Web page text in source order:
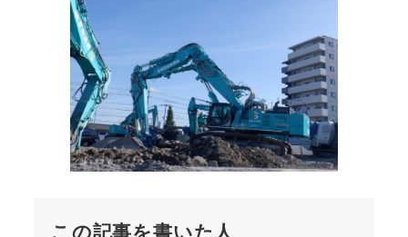
この記事を書いた人